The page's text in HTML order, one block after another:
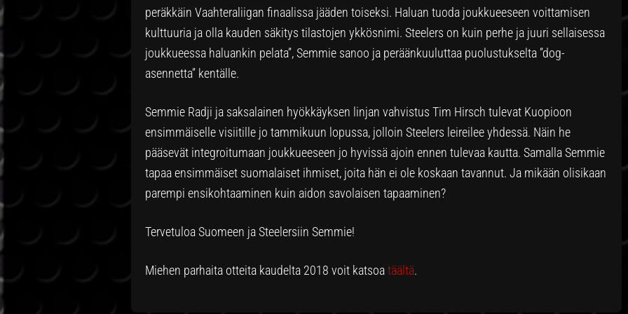
peräkkäin Vaahteraliigan finaalissa jääden toiseksi. Haluan tuoda joukkueeseen voittamisen
kulttuuria ja olla kauden säkitys tilastojen ykkösnimi. Steelers on kuin perhe ja juuri sellaisessa
joukkueessa haluankin pelata”, Semmie sanoo ja peräänkuuluttaa puolustukselta ”dog-
asennetta” kentälle.
Semmie Radji ja saksalainen hyökkäyksen linjan vahvistus Tim Hirsch tulevat Kuopioon
ensimmäiselle visiitille jo tammikuun lopussa, jolloin Steelers leireilee yhdessä. Näin he
pääsevät integroitumaan joukkueeseen jo hyvissä ajoin ennen tulevaa kautta. Samalla Semmie
tapaa ensimmäiset suomalaiset ihmiset, joita hän ei ole koskaan tavannut. Ja mikään olisikaan
parempi ensikohtaaminen kuin aidon savolaisen tapaaminen?
Tervetuloa Suomeen ja Steelersiin Semmie!
Miehen parhaita otteita kaudelta 2018 voit katsoatäältä.